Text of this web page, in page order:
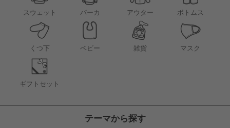
スウェット パーカ アウター ボトムス
くつ下 ベビー 雑貨 マスク
ギフトセット
テーマから探す